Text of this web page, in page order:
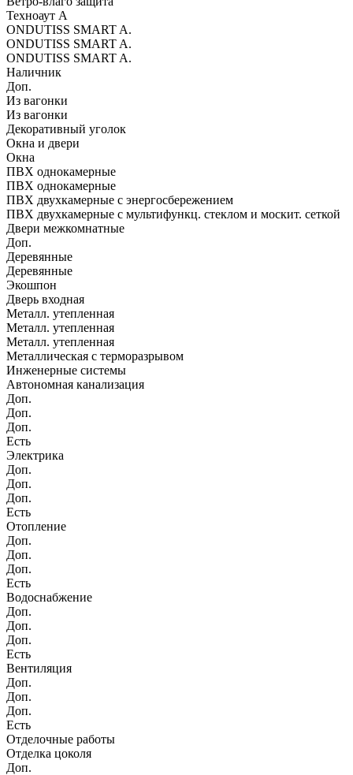
Техноаут А
ONDUTISS SMART A.
ONDUTISS SMART A.
ONDUTISS SMART A.
Наличник
Доп.
Из вагонки
Из вагонки
Декоративный уголок
Окна и двери
Окна
ПВХ однокамерные
ПВХ однокамерные
ПВХ двухкамерные с энергосбережением
ПВХ двухкамерные с мультифункц. стеклом и москит. сеткой
Двери межкомнатные
Доп.
Деревянные
Деревянные
Экошпон
Дверь входная
Металл. утепленная
Металл. утепленная
Металл. утепленная
Металлическая с терморазрывом
Инженерные системы
Автономная канализация
Доп.
Доп.
Доп.
Есть
Электрика
Доп.
Доп.
Доп.
Есть
Отопление
Доп.
Доп.
Доп.
Есть
Водоснабжение
Доп.
Доп.
Доп.
Есть
Вентиляция
Доп.
Доп.
Доп.
Есть
Отделочные работы
Отделка цоколя
Доп.